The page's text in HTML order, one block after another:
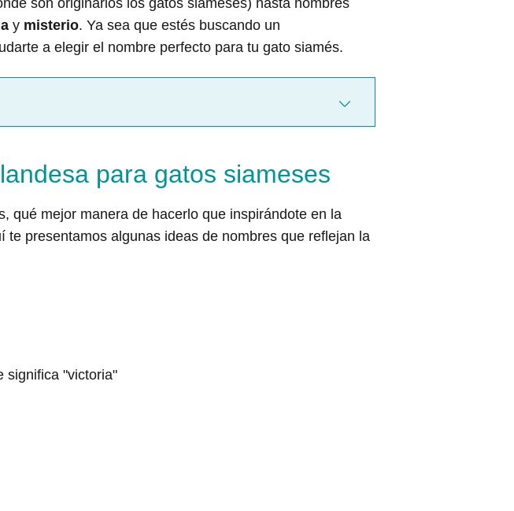
son originarios los gatos siameses) hasta nombres
y misterio. Ya sea que estés buscando un
a elegir el nombre perfecto para tu gato siamés.
para gatos siameses
qué mejor manera de hacerlo que inspirándote en la
presentamos algunas ideas de nombres que reflejan la
significa "victoria"